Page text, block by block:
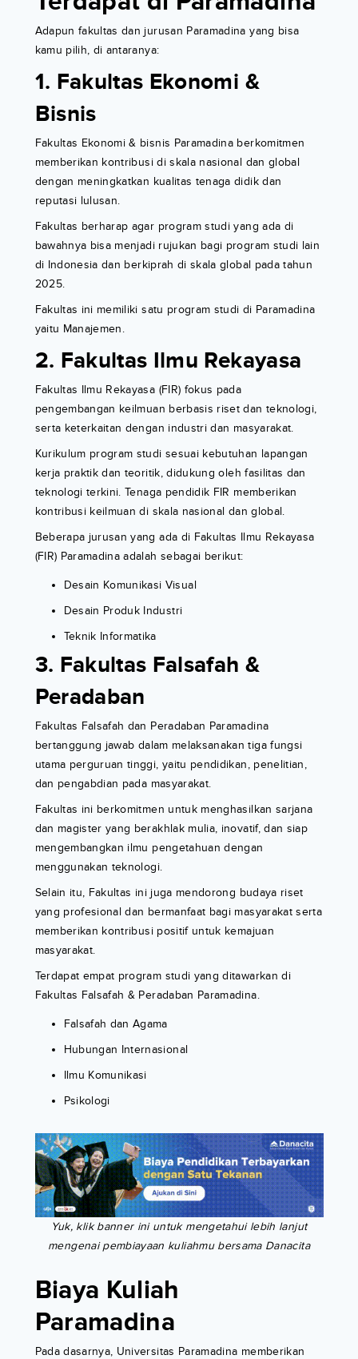
Adapun fakultas dan jurusan Paramadina yang bisa
kamu pilih, di antaranya:
1. Fakultas Ekonomi &
Bisnis
Fakultas Ekonomi & bisnis Paramadina berkomitmen
memberikan kontribusi di skala nasional dan global
dengan meningkatkan kualitas tenaga didik dan
reputasi lulusan.
Fakultas berharap agar program studi yang ada di
bawahnya bisa menjadi rujukan bagi program studi lain
di Indonesia dan berkiprah di skala global pada tahun
2025.
Fakultas ini memiliki satu program studi di Paramadina
yaitu Manajemen.
2. Fakultas Ilmu Rekayasa
Fakultas Ilmu Rekayasa (FIR) fokus pada
pengembangan keilmuan berbasis riset dan teknologi,
serta keterkaitan dengan industri dan masyarakat.
Kurikulum program studi sesuai kebutuhan lapangan
kerja praktik dan teoritik, didukung oleh fasilitas dan
teknologi terkini. Tenaga pendidik FIR memberikan
kontribusi keilmuan di skala nasional dan global.
Beberapa jurusan yang ada di Fakultas Ilmu Rekayasa
(FIR) Paramadina adalah sebagai berikut:
Desain Komunikasi Visual
Desain Produk Industri
Teknik Informatika
3. Fakultas Falsafah &
Peradaban
Fakultas Falsafah dan Peradaban Paramadina
bertanggung jawab dalam melaksanakan tiga fungsi
utama perguruan tinggi, yaitu pendidikan, penelitian,
dan pengabdian pada masyarakat.
Fakultas ini berkomitmen untuk menghasilkan sarjana
dan magister yang berakhlak mulia, inovatif, dan siap
mengembangkan ilmu pengetahuan dengan
menggunakan teknologi.
Selain itu, Fakultas ini juga mendorong budaya riset
yang profesional dan bermanfaat bagi masyarakat serta
memberikan kontribusi positif untuk kemajuan
masyarakat.
Terdapat empat program studi yang ditawarkan di
Fakultas Falsafah & Peradaban Paramadina.
Falsafah dan Agama
Hubungan Internasional
Ilmu Komunikasi
Psikologi
Yuk, klik banner ini untuk mengetahui lebih lanjut
mengenai pembiayaan kuliahmu bersama Danacita
Biaya Kuliah
Paramadina
Pada dasarnya, Universitas Paramadina memberikan